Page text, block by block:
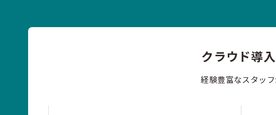
クラウド導
経験豊富なスタッ